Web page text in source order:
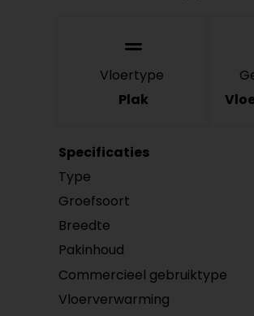
Vloertype
Plak
Specificaties
Type
Groefsoort
Breedte
Pakinhoud
Commercieel gebruiktype
Vloerverwarming